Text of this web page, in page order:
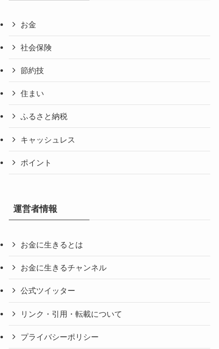
お金
社会保険
節約技
住まい
ふるさと納税
キャッシュレス
ポイント
運営者情報
お金に生きるとは
お金に生きるチャンネル
公式ツイッター
リンク・引用・転載について
プライバシーポリシー